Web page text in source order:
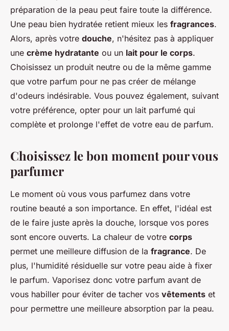
préparation de la peau peut faire toute la différence.
Une peau bien hydratée retient mieux les fragrances.
Alors, après votre douche, n'hésitez pas à appliquer
une crème hydratante ou un lait pour le corps.
Choisissez un produit neutre ou de la même gamme
que votre parfum pour ne pas créer de mélange
d'odeurs indésirable. Vous pouvez également, suivant
votre préférence, opter pour un lait parfumé qui
complète et prolonge l'effet de votre eau de parfum.
Choisissez le bon moment pour vous
parfumer
Le moment où vous vous parfumez dans votre
routine beauté a son importance. En effet, l'idéal est
de le faire juste après la douche, lorsque vos pores
sont encore ouverts. La chaleur de votre corps
permet une meilleure diffusion de la fragrance. De
plus, l'humidité résiduelle sur votre peau aide à fixer
le parfum. Vaporisez donc votre parfum avant de
vous habiller pour éviter de tacher vos vêtements et
pour permettre une meilleure absorption par la peau.